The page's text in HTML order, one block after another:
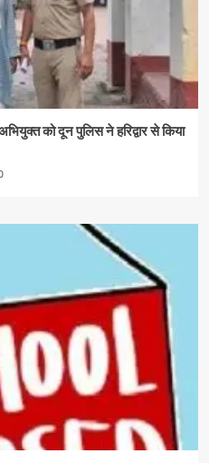
को दून पुलिस ने हरिद्वार से किया